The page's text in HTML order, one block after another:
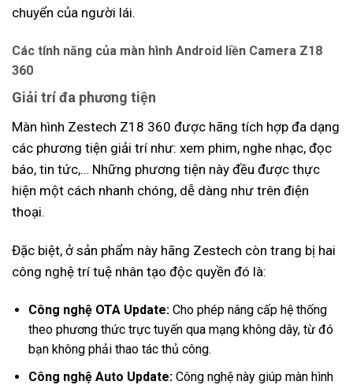
chuyển của người lái.
Các tính năng của màn hình Android liền Camera Z18
360
Giải trí đa phương tiện
Màn hình Zestech Z18 360 được hãng tích hợp đa dạng
các phương tiện giải trí như: xem phim, nghe nhạc, đọc
báo, tin tức,… Những phương tiện này đều được thực
hiện một cách nhanh chóng, dễ dàng như trên điện
thoại.
Đặc biệt, ở sản phẩm này hãng Zestech còn trang bị hai
công nghệ trí tuệ nhân tạo độc quyền đó là:
Công nghệ OTA Update:Cho phép nâng cấp hệ thống
theo phương thức trực tuyến qua mạng không dây, từ đó
bạn không phải thao tác thủ công.
Công nghệ Auto Update:Công nghệ này giúp màn hình